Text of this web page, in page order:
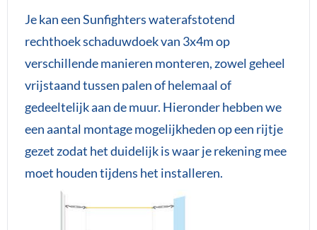
Je kan een Sunfighters waterafstotend
rechthoek schaduwdoek van 3x4m op
verschillende manieren monteren, zowel geheel
vrijstaand tussen palen of helemaal of
gedeeltelijk aan de muur. Hieronder hebben we
een aantal montage mogelijkheden op een rijtje
gezet zodat het duidelijk is waar je rekening mee
moet houden tijdens het installeren.